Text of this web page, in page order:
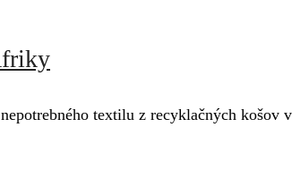
textilu z recyklačných košov v